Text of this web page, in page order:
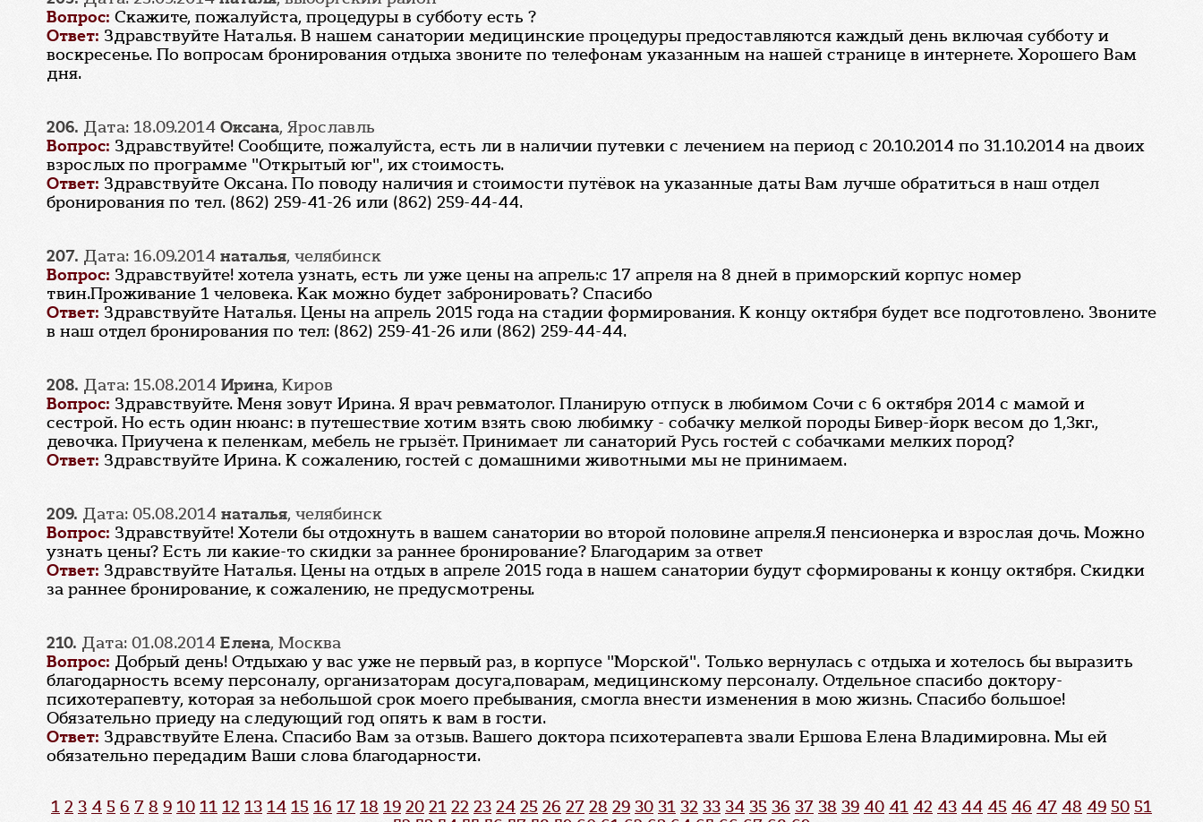
Вопрос: Скажите, пожалуйста, процедуры в субботу есть ?
Ответ: Здравствуйте Наталья. В нашем санатории медицинские процедуры предоставляются каждый день включая субботу и
воскресенье. По вопросам бронирования отдыха звоните по телефонам указанным на нашей странице в интернете. Хорошего Вам
дня.
206. Дата: 18.09.2014 Оксана, Ярославль
Вопрос: Здравствуйте! Сообщите, пожалуйста, есть ли в наличии путевки с лечением на период с 20.10.2014 по 31.10.2014 на двоих
взрослых по программе "Открытый юг", их стоимость.
Ответ: Здравствуйте Оксана. По поводу наличия и стоимости путёвок на указанные даты Вам лучше обратиться в наш отдел
бронирования по тел. (862) 259-41-26 или (862) 259-44-44.
207. Дата: 16.09.2014 наталья, челябинск
Вопрос: Здравствуйте! хотела узнать, есть ли уже цены на апрель:с 17 апреля на 8 дней в приморский корпус номер
твин.Проживание 1 человека. Как можно будет забронировать? Спасибо
Ответ: Здравствуйте Наталья. Цены на апрель 2015 года на стадии формирования. К концу октября будет все подготовлено. Звоните
в наш отдел бронирования по тел: (862) 259-41-26 или (862) 259-44-44.
208. Дата: 15.08.2014 Ирина, Киров
Вопрос: Здравствуйте. Меня зовут Ирина. Я врач ревматолог. Планирую отпуск в любимом Сочи с 6 октября 2014 с мамой и
сестрой. Но есть один нюанс: в путешествие хотим взять свою любимку - собачку мелкой породы Бивер-йорк весом до 1,3кг.,
девочка. Приучена к пеленкам, мебель не грызёт. Принимает ли санаторий Русь гостей с собачками мелких пород?
Ответ: Здравствуйте Ирина. К сожалению, гостей с домашними животными мы не принимаем.
209. Дата: 05.08.2014 наталья, челябинск
Вопрос: Здравствуйте! Хотели бы отдохнуть в вашем санатории во второй половине апреля.Я пенсионерка и взрослая дочь. Можно
узнать цены? Есть ли какие-то скидки за раннее бронирование? Благодарим за ответ
Ответ: Здравствуйте Наталья. Цены на отдых в апреле 2015 года в нашем санатории будут сформированы к концу октября. Скидки
за раннее бронирование, к сожалению, не предусмотрены.
210. Дата: 01.08.2014 Елена, Москва
Вопрос: Добрый день! Отдыхаю у вас уже не первый раз, в корпусе "Морской". Только вернулась с отдыха и хотелось бы выразить
благодарность всему персоналу, организаторам досуга,поварам, медицинскому персоналу. Отдельное спасибо доктору-
психотерапевту, которая за небольшой срок моего пребывания, смогла внести изменения в мою жизнь. Спасибо большое!
Обязательно приеду на следующий год опять к вам в гости.
Ответ: Здравствуйте Елена. Спасибо Вам за отзыв. Вашего доктора психотерапевта звали Ершова Елена Владимировна. Мы ей
обязательно передадим Ваши слова благодарности.
1 2 3 4 5 6 7 8 9 10 11 12 13 14 15 16 17 18 19 20 21 22 23 24 25 26 27 28 29 30 31 32 33 34 35 36 37 38 39 40 41 42 43 44 45 46 47 48 49 50 51